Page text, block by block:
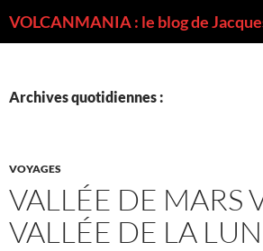
Archives quotidiennes :
VOYAGES
VALLÉE DE MARS
VALLÉE DE LA